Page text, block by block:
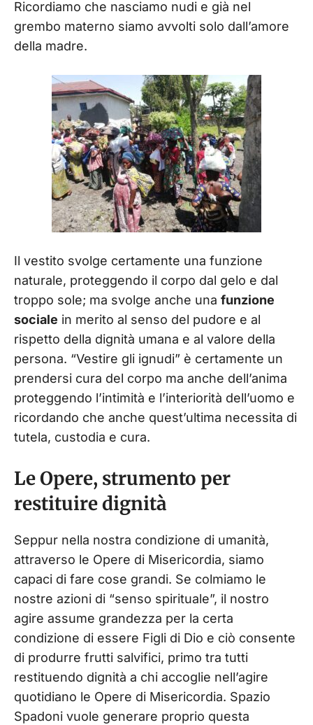
Ricordiamo che nasciamo nudi e già nel
grembo materno siamo avvolti solo dall’amore
della madre.
Il vestito svolge certamente una funzione
naturale, proteggendo il corpo dal gelo e dal
troppo sole; ma svolge anche una funzione
sociale in merito al senso del pudore e al
rispetto della dignità umana e al valore della
persona. “Vestire gli ignudi” è certamente un
prendersi cura del corpo ma anche dell’anima
proteggendo l’intimità e l’interiorità dell’uomo e
ricordando che anche quest’ultima necessita di
tutela, custodia e cura.
Le Opere, strumento per
restituire dignità
Seppur nella nostra condizione di umanità,
attraverso le Opere di Misericordia, siamo
capaci di fare cose grandi. Se colmiamo le
nostre azioni di “senso spirituale”, il nostro
agire assume grandezza per la certa
condizione di essere Figli di Dio e ciò consente
di produrre frutti salvifici, primo tra tutti
restituendo dignità a chi accoglie nell’agire
quotidiano le Opere di Misericordia. Spazio
Spadoni vuole generare proprio questa